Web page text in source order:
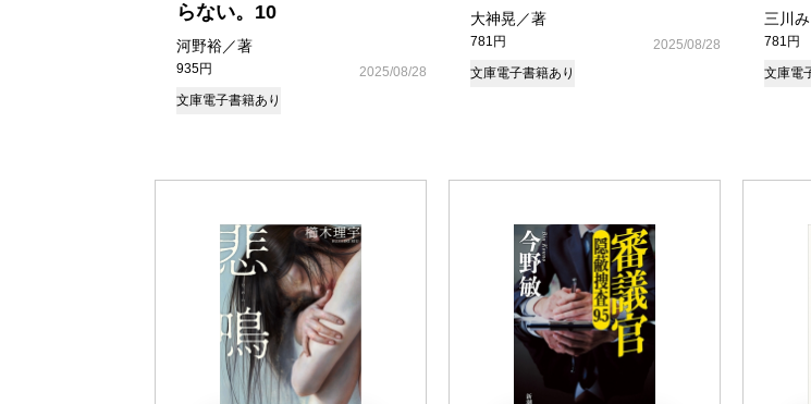
らない。10
河野裕／著
935円
2025/08/28
文庫電子書籍あり
大神晃／著
781円
2025/08/28
文庫電子書籍あり
三川
781円
文庫電